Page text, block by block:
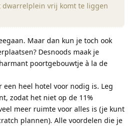
dwarrelplein vrij komt te liggen
Maar dan kun je toch ook
Desnoods maak je
poortgebouwtje à la de
heel hotel voor nodig is. Leg
zodat het niet op de 11%
meer ruimte voor alles is (je kunt
plannen). Alle voordelen die je